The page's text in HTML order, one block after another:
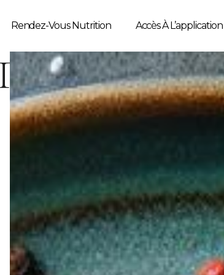
Rendez-Vous Nutrition Accès À L’application